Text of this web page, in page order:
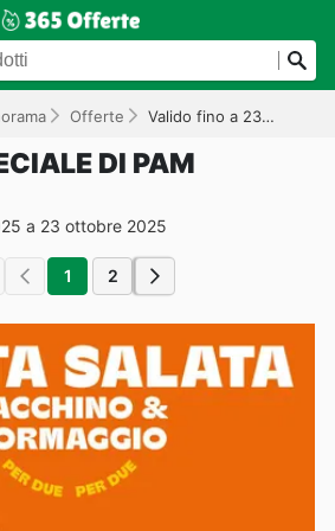
Offerte Valido fino a 23/10/2025
DI PAM
a 23 ottobre 2025
1 2